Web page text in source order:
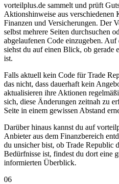
vorteilplus.de sammelt und prüft
Aktionshinweise aus verschiedenen
Finanzen und Versicherungen. Der
selbst mehrere Seiten durchsuchen
abgelaufenen Code einzugeben.
siehst du auf einen Blick, ob gerade
ist.
Falls aktuell kein Code für Trade
das nicht, dass dauerhaft kein
aktualisieren ihre Aktionen
sich, diese Änderungen zeitnah zu
Seite in einem gewissen Abstand
Darüber hinaus kannst du auf
Anbieter aus dem Finanzbereich
du unsicher bist, ob Trade Republic
Bedürfnisse ist, findest du dort eine
informierten Überblick.
06